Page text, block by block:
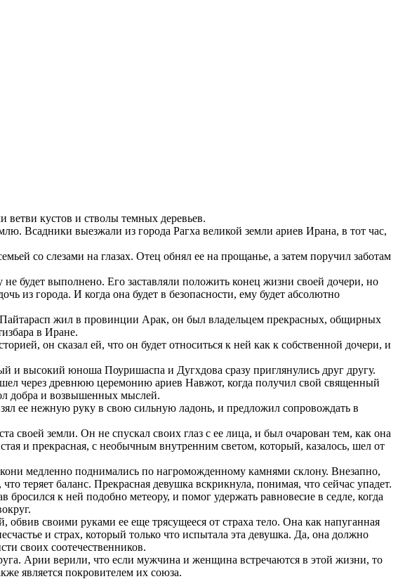
кустов и стволы темных деревьев.
Всадники выезжали из города Рагха великой земли ариев Ирана, в тот час,
со слезами на глазах. Отец обнял ее на прощанье, а затем поручил заботам
будет выполнено. Его заставляли положить конец жизни своей дочери, но
из города. И когда она будет в безопасности, ему будет абсолютно
жил в провинции Арак, он был владельцем прекрасных, общирных
в Иране.
он сказал ей, что он будет относиться к ней как к собственной дочери, и
и высокий юноша Поуришаспа и Дугхдова сразу приглянулись друг другу.
через древнюю церемонию ариев Навжот, когда получил свой священный
добра и возвышенных мыслей.
ее нежную руку в свою сильную ладонь, и предложил сопровождать в
земли. Он не спускал своих глаз с ее лица, и был очарован тем, как она
и прекрасная, с необычным внутренним светом, который, казалось, шел от
медленно поднимались по нагроможденному камнями склону. Внезапно,
теряет баланс. Прекрасная девушка вскрикнула, понимая, что сейчас упадет.
к ней подобно метеору, и помог удержать равновесие в седле, когда
обвив своими руками ее еще трясущееся от страха тело. Она как напуганная
и страх, который только что испытала эта девушка. Да, она должно
своих соотечественников.
Арии верили, что если мужчина и женщина встречаются в этой жизни, то
является покровителем их союза.